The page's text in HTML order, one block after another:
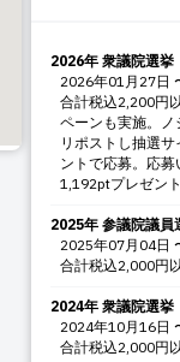
2026年 衆議院選挙
2026年01月27日
合計税込2,200円
ペーンも実施。
リポストし抽選
ントで応募。応
1,192ptプレゼン
2025年 参議院議員
2025年07月04日
合計税込2,000円
2024年 衆議院選挙
2024年10月16日
合計税込2,000円